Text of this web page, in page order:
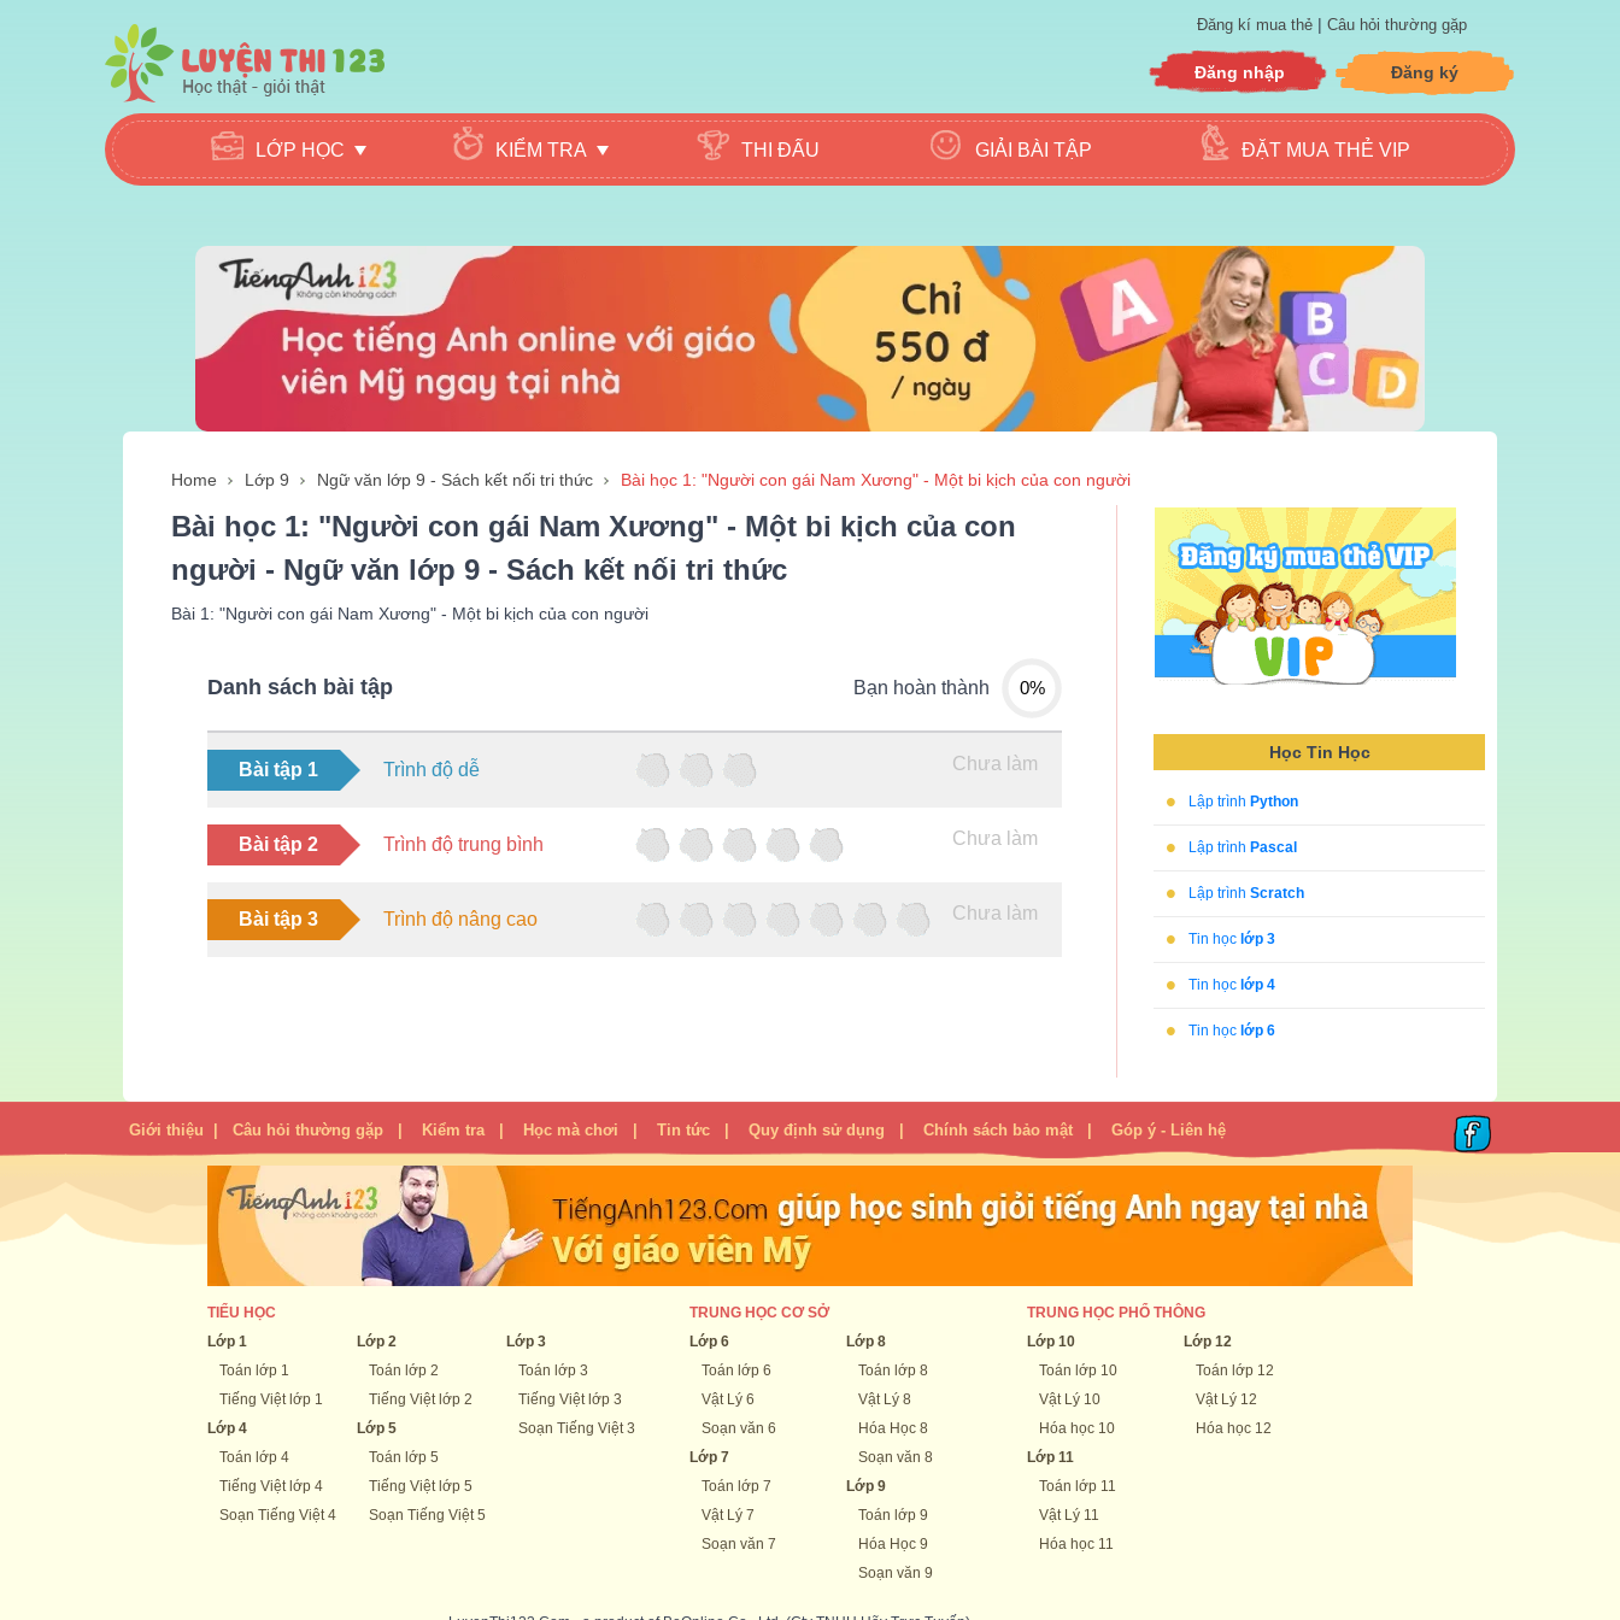
Đăng kí mua thẻ | Câu hỏi thường gặp
Đăng nhập Đăng ký
LỚP HỌC KIỂM TRA THI ĐẤU GIẢI BÀI TẬP ĐẶT MUA THẺ VIP
Home Lớp 9 Ngữ văn lớp 9 - Sách kết nối tri thức Bài học 1: "Người con gái Nam Xương" - Một bi kịch của con người
Bài học 1: "Người con gái Nam Xương" - Một bi kịch của con
người - Ngữ văn lớp 9 - Sách kết nối tri thức
Bài 1: "Người con gái Nam Xương" - Một bi kịch của con người
Danh sách bài tập Bạn hoàn thành 0%
Bài tập 1 Trình độ dễ Chưa làm
Bài tập 2 Trình độ trung bình Chưa làm
Bài tập 3 Trình độ nâng cao Chưa làm
Học Tin Học
• Lập trình Python
• Lập trình Pascal
• Lập trìnhScratch
• Tin học lớp 3
• Tin học lớp 4
• Tin học lớp 6
Giới thiệu Câu hỏi thường gặp Kiểm tra Học mà chơi Tin tức Quy định sử dụng Chính sách bảo mật Góp ý - Liên hệ
TIỂU HỌC
Lớp 1
Toán lớp 1
Tiếng Việt lớp 1
Lớp 4
Toán lớp 4
Tiếng Việt lớp 4
Soạn Tiếng Việt 4
Lớp 2
Toán lớp 2
Tiếng Việt lớp 2
Lớp 5
Toán lớp 5
Tiếng Việt lớp 5
Soạn Tiếng Việt 5
Lớp 3
Toán lớp 3
Tiếng Việt lớp 3
Soạn Tiếng Việt 3
TRUNG HỌC CƠ SỞ
Lớp 6
Toán lớp 6
Vật Lý 6
Soạn văn 6
Lớp 7
Toán lớp 7
Vật Lý 7
Soạn văn 7
Lớp 8
Toán lớp 8
Vật Lý 8
Hóa Học 8
Soạn văn 8
Lớp 9
Toán lớp 9
Hóa Học 9
Soạn văn 9
TRUNG HỌC PHỔ THÔNG
Lớp 10
Toán lớp 10
Vật Lý 10
Hóa học 10
Lớp 11
Toán lớp 11
Vật Lý 11
Hóa học 11
Lớp 12
Toán lớp 12
Vật Lý 12
Hóa học 12